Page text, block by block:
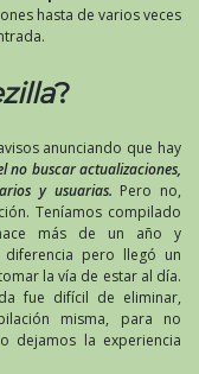
hasta de varios veces
?
anunciando que hay
no buscar actualizaciones,
y usuarias. Pero no,
Teníamos compilado
más de un año y
diferencia pero llegó un
la vía de estar al día.
fue difícil de eliminar,
misma, para no
dejamos la experiencia